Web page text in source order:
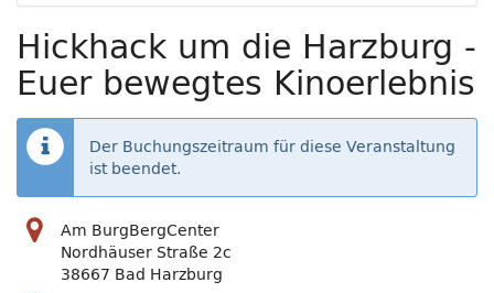
Hickhack um die Harzburg -
Euer bewegtes Kinoerlebnis
Der Buchungszeitraum für diese Veranstaltung
ist beendet.
Am BurgBergCenter
Nordhäuser Straße 2c
38667 Bad Harzburg